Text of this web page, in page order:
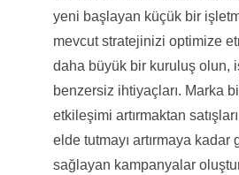
yeni başlayan küçük bir
mevcut stratejinizi optimize
daha büyük bir kuruluş olun,
benzersiz ihtiyaçları. Marka
etkileşimi artırmaktan
elde tutmayı artırmaya kadar
sağlayan kampanyalar